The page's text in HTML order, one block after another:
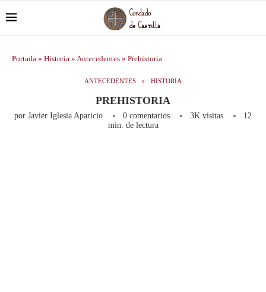
Portada » Historia » Antecedentes » Prehistoria
ANTECEDENTES HISTORIA
PREHISTORIA
por Javier Iglesia Aparicio 0 comentarios 3K visitas
12
min. de lectura